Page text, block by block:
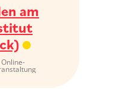
am
Online-